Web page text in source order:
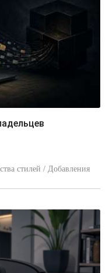
стилей / Добавления